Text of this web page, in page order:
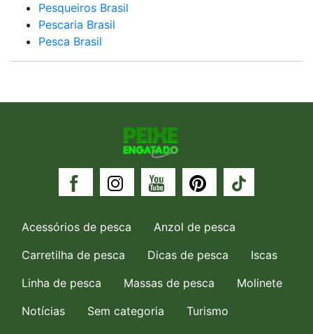
Pesqueiros Brasil
Pescaria Brasil
Pesca Brasil
Acessórios de pesca
Anzol de pesca
Carretilha de pesca
Dicas de pesca
Iscas
Linha de pesca
Massas de pesca
Molinete
Notícias
Sem categoria
Turismo